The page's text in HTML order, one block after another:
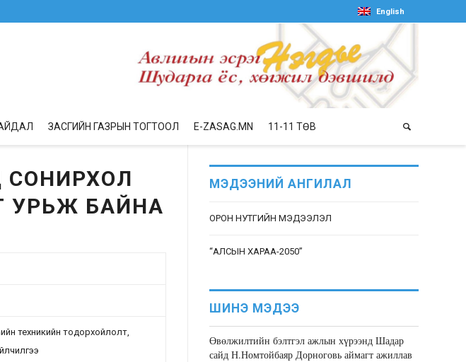
English
ЗАСГИЙН ГАЗРЫН ТОГТООЛ E-ZASAG.MN 11-11 ТӨВ
СОНИРХОЛ
УРЬЖ БАЙНА
техникийн тодорхойлолт,
МЭДЭЭНИЙ АНГИЛАЛ
ОРОН НУТГИЙН МЭДЭЭЛЭЛ
“АЛСЫН ХАРАА-2050”
ШИНЭ МЭДЭЭ
Өвөлжилтийн бэлтгэл ажлын хүрээнд Шадар
сайд Н.Номтойбаяр Дорноговь аймагт ажиллав